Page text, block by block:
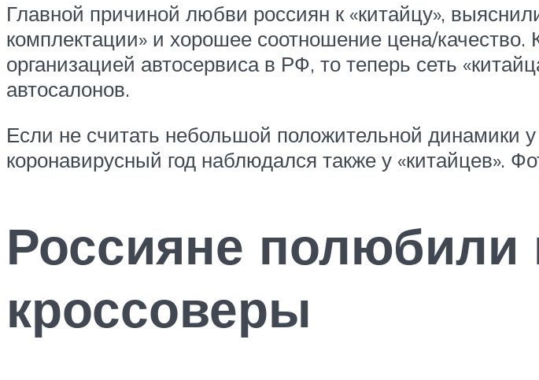
Главной причиной любви россиян к «китайцу»,
комплектации» и хорошее соотношение цена/
организацией автосервиса в РФ, то теперь сеть
автосалонов.
Если не считать небольшой положительной динамики
коронавирусный год наблюдался также у «китайцев».
Россияне полюбили
кроссоверы